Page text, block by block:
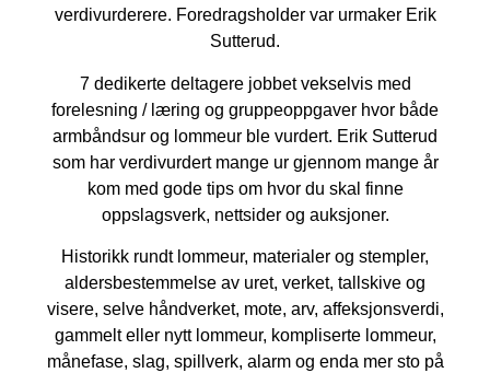
verdivurderere. Foredragsholder var urmaker Erik
Sutterud.
7 dedikerte deltagere jobbet vekselvis med
forelesning / læring og gruppeoppgaver hvor både
armbåndsur og lommeur ble vurdert. Erik Sutterud
som har verdivurdert mange ur gjennom mange år
kom med gode tips om hvor du skal finne
oppslagsverk, nettsider og auksjoner.
Historikk rundt lommeur, materialer og stempler,
aldersbestemmelse av uret, verket, tallskive og
visere, selve håndverket, mote, arv, affeksjonsverdi,
gammelt eller nytt lommeur, kompliserte lommeur,
månefase, slag, spillverk, alarm og enda mer sto på